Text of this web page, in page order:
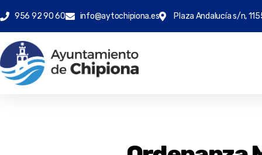
956 92 90 60 info@aytochipiona.es Plaza Andalucía s/n,